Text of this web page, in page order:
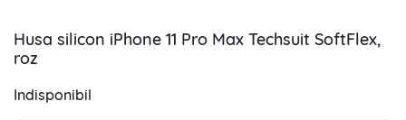
Husa silicon iPhone 11 Pro Max Techsuit SoftFlex,
roz
Indisponibil